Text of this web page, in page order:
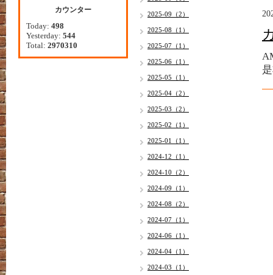
2025-09（2）
2025-08（1）
2025-07（1）
2025-06（1）
2025-05（1）
2025-04（2）
2025-03（2）
2025-02（1）
2025-01（1）
2024-12（1）
2024-10（2）
2024-09（1）
2024-08（2）
2024-07（1）
2024-06（1）
2024-04（1）
2024-03（1）
カウンター
Today: 498
Yesterday: 544
Total: 2970310